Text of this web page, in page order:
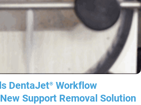
DentaJet® Workflow
Support Removal Solution